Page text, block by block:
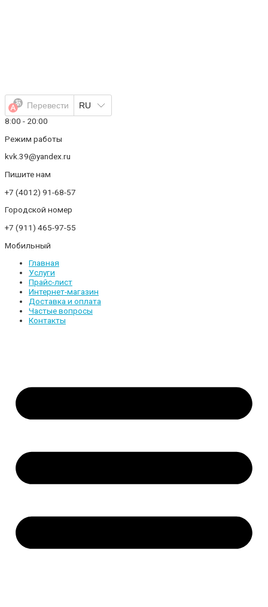
Перевести
RU
8:00 - 20:00
Режим работы
kvk.39@yandex.ru
Пишите нам
+7 (4012) 91-68-57
Городской номер
+7 (911) 465-97-55
Мобильный
Главная
Услуги
Прайс-лист
Интернет-магазин
Доставка и оплата
Частые вопросы
Контакты